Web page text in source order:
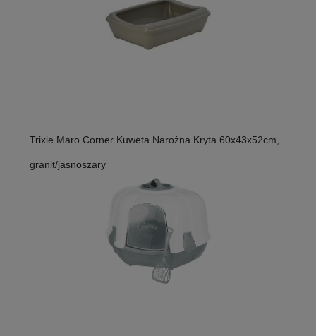
Trixie Maro Corner Kuweta Narożna Kryta 60x43x52cm,
granit/jasnoszary